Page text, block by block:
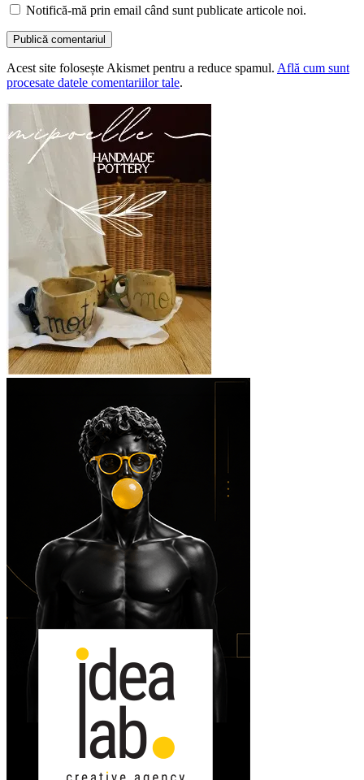
Notifică-mă prin email când sunt publicate articole noi.
Acest site folosește Akismet pentru a reduce spamul. Află cum sunt
procesate datele comentariilor tale.